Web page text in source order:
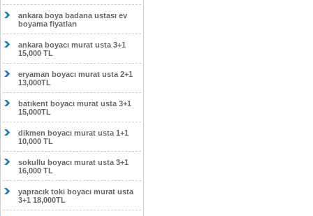
ankara boya badana ustası ev
boyama fiyatları
ankara boyacı murat usta 3+1
15,000 TL
eryaman boyacı murat usta 2+1
13,000TL
batıkent boyacı murat usta 3+1
15,000TL
dikmen boyacı murat usta 1+1
10,000 TL
sokullu boyacı murat usta 3+1
16,000 TL
yapracık toki boyacı murat usta
3+1 18,000TL